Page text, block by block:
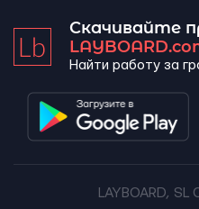
Скачивайте
Найти работу за
LAYBOARD,